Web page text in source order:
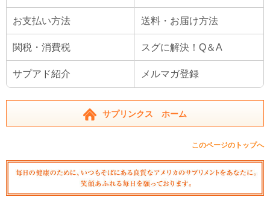
お支払い方法 送料・お届け方法
関税・消費税 スグに解決！Q＆A
サプアド紹介 メルマガ登録
サプリンクス ホーム
このページのトップへ